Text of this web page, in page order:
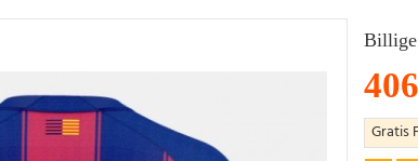
Billige
Gratis